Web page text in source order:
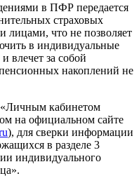
в ПФР передается
страховых
лицами, что не позволяет
в индивидуальные
влечет за собой
накоплений не
«Личным кабинетом
на официальном сайте
), для сверки информации
в разделе 3
индивидуального